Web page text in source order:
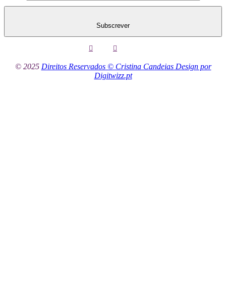
Subscrever
© 2025 Direitos Reservados © Cristina Candeias Design por
Digitwizz.pt